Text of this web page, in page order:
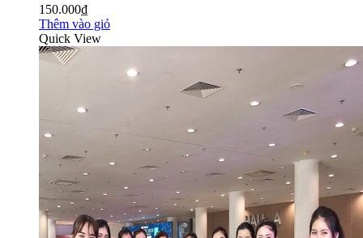
150.000₫
Thêm vào giỏ
Quick View